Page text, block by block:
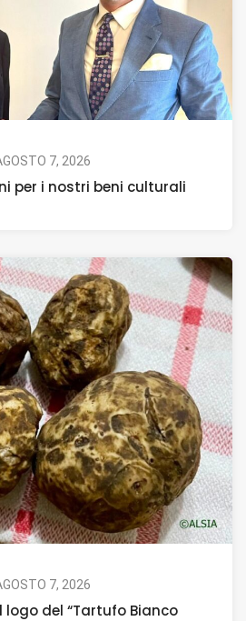
7, 2026
per i nostri beni culturali
7, 2026
logo del “Tartufo Bianco